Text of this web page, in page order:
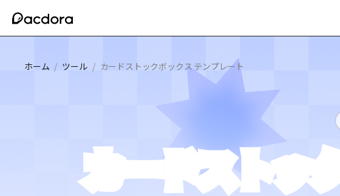
ホーム / ツール / カードストックボックス テンプレート
カードストッ